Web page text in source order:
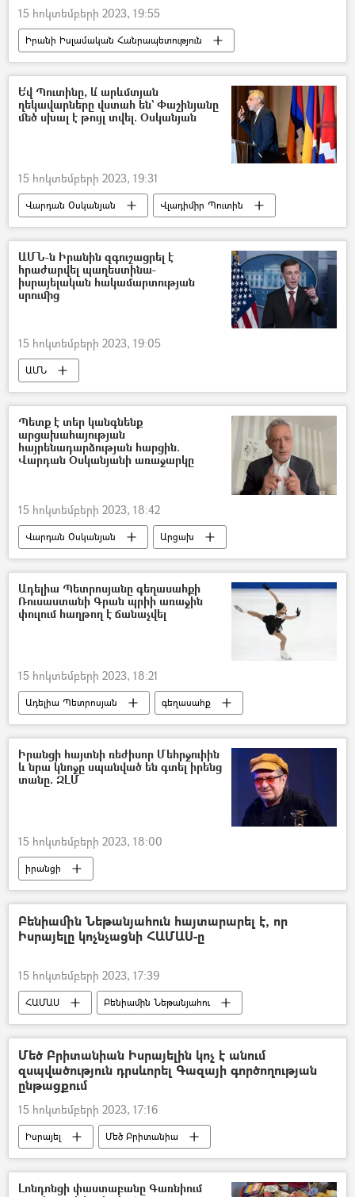
15 հոկտեմբերի 2023, 19:55
Իրանի Իսլամական Հանրապետություն
Իսրայել
Պաղեստին Պատերազմ
Ե՛վ Պուտինը, և՛ արևմտյան
ղեկավարները վստահ են` Փաշինյանը
մեծ սխալ է թույլ տվել. Օսկանյան
15 հոկտեմբերի 2023, 19:31
Վարդան Օսկանյան
Վլադիմիր Պուտին
Արևմուտք
Լեռնային Ղարաբաղ
Արցախ
Նիկոլ Փաշինյան
ԱՄՆ-ն Իրանին զգուշացրել է
հրաժարվել պաղեստինա-
իսրայելական հակամարտության
սրումից
15 հոկտեմբերի 2023, 19:05
ԱՄՆ
Իրանի Իսլամական Հանրապետություն
Պաղեստին
Իսրայել
Պատերազմ
Սպիտակ տուն
Պետք է տեր կանգնենք
արցախահայության
հայրենադարձության հարցին.
Վարդան Օսկանյանի առաջարկը
15 հոկտեմբերի 2023, 18:42
Վարդան Օսկանյան
Արցախ
Լեռնային Ղարաբաղ
Բռնի տեղահանված
Հայաստան
միջազգային կառույցներ
Ադելիա Պետրոսյանը գեղասահքի
Ռուսաստանի Գրան պրիի առաջին
փուլում հաղթող է ճանաչվել
15 հոկտեմբերի 2023, 18:21
Ադելիա Պետրոսյան
գեղասահք
գեղասահորդ
Ռուսաստան
Իրանցի հայտնի ռեժիսոր Մեհրջուիին
և նրա կնոջը սպանված են գտել իրենց
տանը. ԶԼՄ
15 հոկտեմբերի 2023, 18:00
իրանցի
Իրանի Իսլամական Հանրապետություն
Մահ
Սպանություն
Բենիամին Նեթանյահուն հայտարարել է, որ
Իսրայելը կոչնչացնի ՀԱՄԱՍ-ը
15 հոկտեմբերի 2023, 17:39
ՀԱՄԱՍ
Բենիամին Նեթանյահու
Իսրայել
Պաղեստին Պատերազմ
Մեծ Բրիտանիան Իսրայելին կոչ է անում
զսպվածություն դրսևորել Գազայի գործողության
ընթացքում
15 հոկտեմբերի 2023, 17:16
Իսրայել
Մեծ Բրիտանիա
Պաղեստին
Եգիպտոս
Գազայի հատված
Պատերազմ
Լոնդոնցի փաստաբանը Գառնիում